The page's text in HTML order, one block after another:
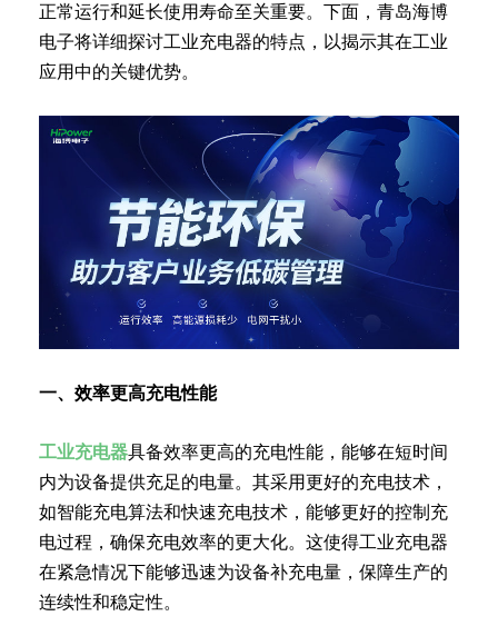
正常运行和延长使用寿命至关重要。下面，青岛海博
电子将详细探讨工业充电器的特点，以揭示其在工业
应用中的关键优势。
一、效率更高充电性能
工业充电器具备效率更高的充电性能，能够在短时间
内为设备提供充足的电量。其采用更好的充电技术，
如智能充电算法和快速充电技术，能够更好的控制充
电过程，确保充电效率的更大化。这使得工业充电器
在紧急情况下能够迅速为设备补充电量，保障生产的
连续性和稳定性。